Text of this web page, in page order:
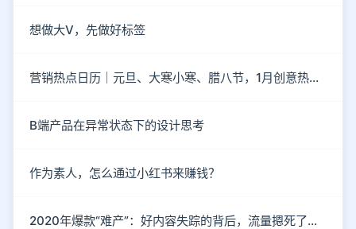
想做大V，先做好标签
营销热点日历｜元旦、大寒小寒、腊八节，1月创意热点都在这
B端产品在异常状态下的设计思考
作为素人，怎么通过小红书来赚钱？
2020年爆款“难产”：好内容失踪的背后，流量摁死了内容